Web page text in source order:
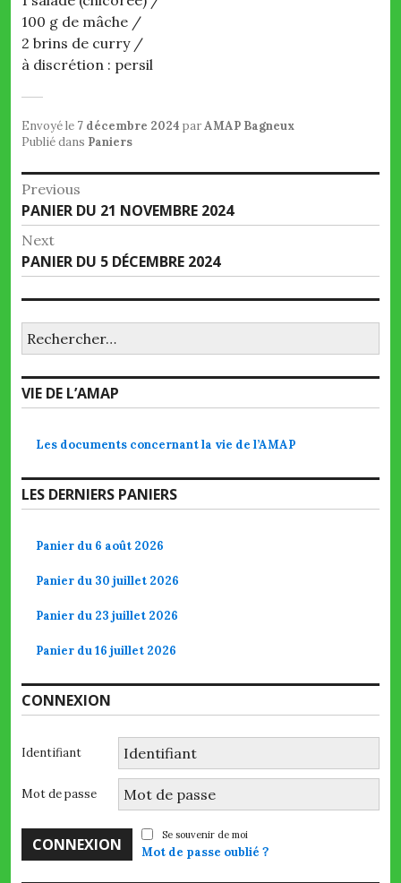
100 g de mâche /
2 brins de curry /
à discrétion : persil
Envoyé le 7 décembre 2024 parAMAP Bagneux
Publié dans Paniers
Navigation
de
l’article
Previous
Previous
post:
PANIER DU 21 NOVEMBRE 2024
Next
Next
post:
PANIER DU 5 DÉCEMBRE 2024
VIE DE L’AMAP
Les documents concernant la vie de l’AMAP
LES DERNIERS PANIERS
Panier du 6 août 2026
Panier du 30 juillet 2026
Panier du 23 juillet 2026
Panier du 16 juillet 2026
CONNEXION
Identifiant
Mot de passe
Se souvenir de moi
Mot de passe oublié ?